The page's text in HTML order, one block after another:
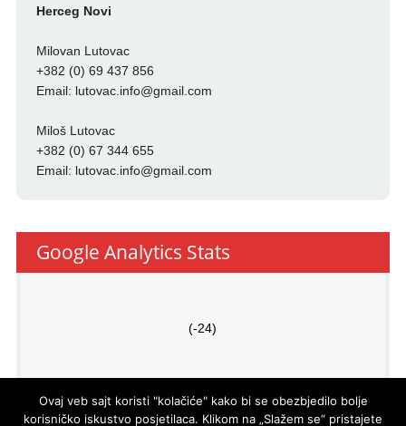
Herceg Novi
Milovan Lutovac
+382 (0) 69 437 856
Email: lutovac.info@gmail.com
Miloš Lutovac
+382 (0) 67 344 655
Email: lutovac.info@gmail.com
Google Analytics Stats
(-24)
Ovaj veb sajt koristi "kolačiće" kako bi se obezbjedilo bolje
korisničko iskustvo posjetilaca. Klikom na „Slažem se“ pristajete